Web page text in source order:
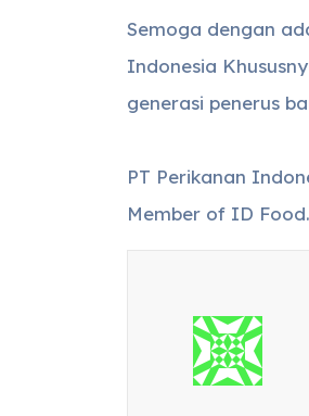
Semoga dengan
Indonesia
generasi penerus
PT Perikanan
Member of ID